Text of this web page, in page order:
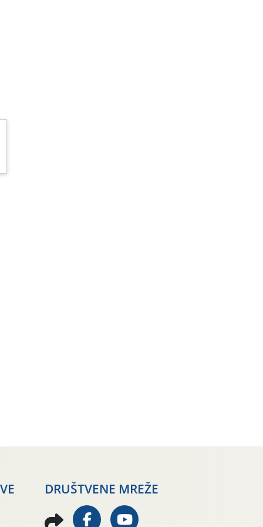
DRUŠTVENE MREŽE